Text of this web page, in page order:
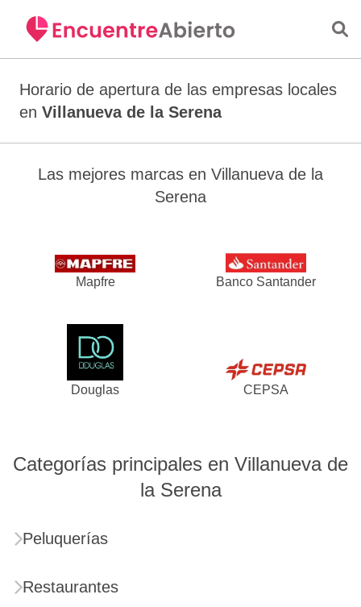
Horario de apertura de las empresas locales
en Villanueva de la Serena
Las mejores marcas en Villanueva de la
Serena
Mapfre Banco Santander
Douglas CEPSA
Categorías principales en Villanueva de
la Serena
Peluquerías
Restaurantes